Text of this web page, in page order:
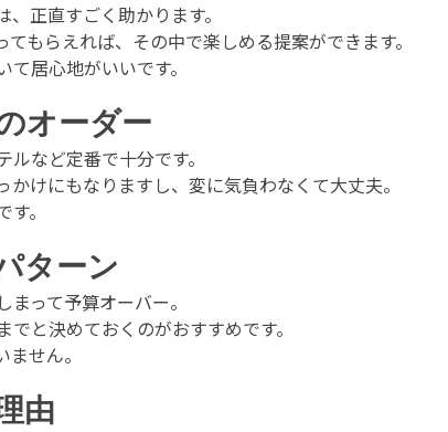
正直すごく助かります。
もらえれば、その中で楽しめる提案ができます。
居心地がいいです。
オーダー
など定番で十分です。
けにもなりますし、変に気負わなくて大丈夫。
。
ターン
って予算オーバー。
と決めておくのがおすすめです。
せん。
由